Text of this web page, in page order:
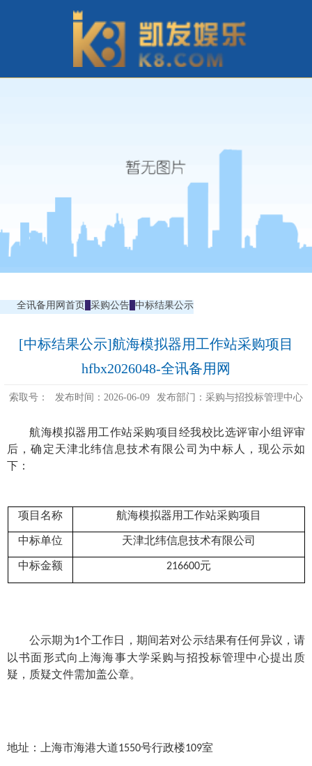
全讯备用网首页 采购公告 中标结果公示
[中标结果公示]航海模拟器用工作站采购项目
hfbx2026048-全讯备用网
索取号： 发布时间：2026-06-09 发布部门：采购与招投标管理中心
航海模拟器用工作站采购项目 经我校比选评审小组评审
后，确定天津北纬信息技术有限公司 为中标人，现公示如
下：
项目名称 航海模拟器用工作站采购项目
中标单位 天津北纬信息技术有限公司
中标金额 216600元
公示期 为1个工作日，期间若对公示结果有任何异议，请
以书面形式向上海海事大学采购与招投标管理中心提出质
疑，质疑文件需加盖公章。
地址：上海市海港大道1550号行政楼109室